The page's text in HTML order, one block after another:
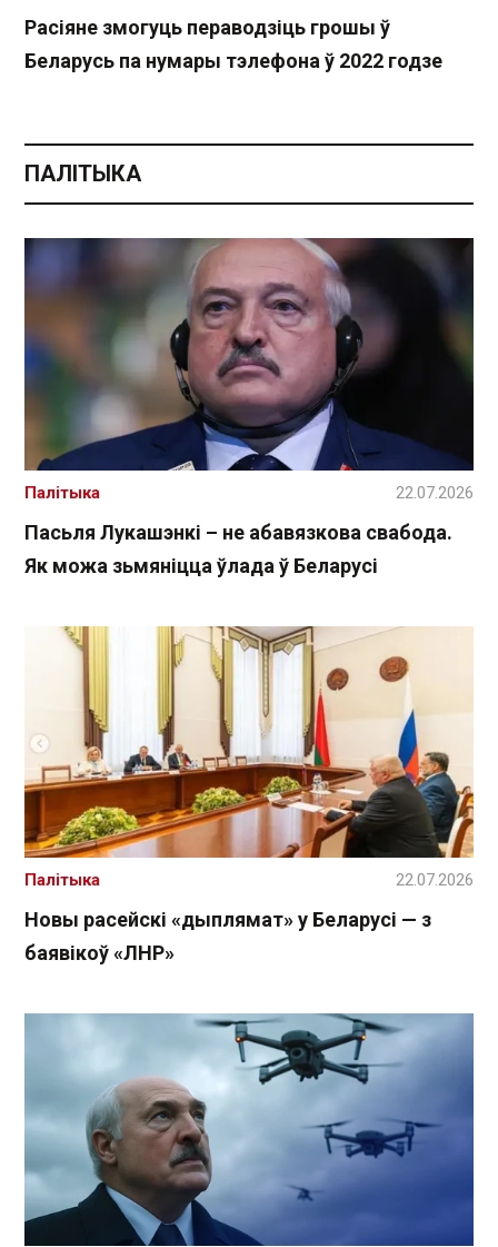
Расіяне змогуць пераводзіць грошы ў
Беларусь па нумары тэлефона ў 2022 годзе
ПАЛІТЫКА
Пасьля Лукашэнкі – не абавязкова свабода.
Як можа зьмяніцца ўлада ў Беларусі
Палітыка 22.07.2026
Новы расейскі «дыплямат» у Беларусі — з
баявікоў «ЛНР»
Палітыка 22.07.2026